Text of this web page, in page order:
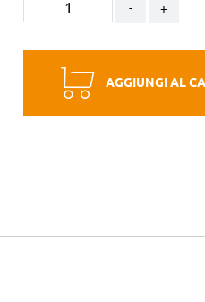
- +
AGGIUNGI AL